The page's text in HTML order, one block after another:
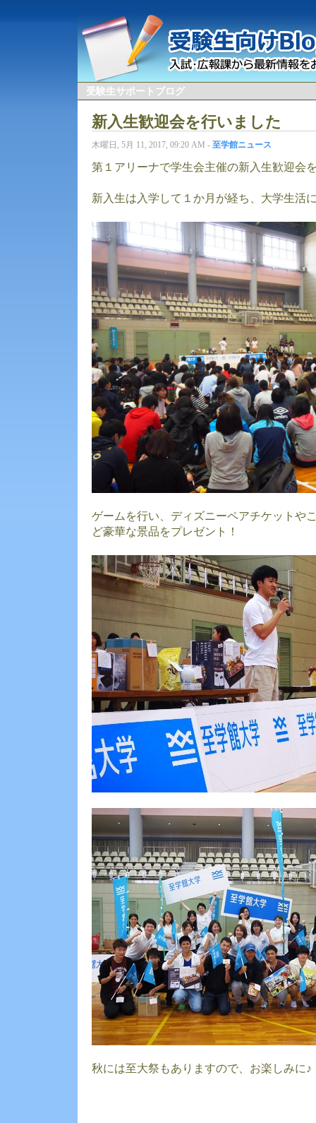
受験生サポートブログ
新入生歓迎会を行いました
木曜日, 5月 11, 2017, 09:20 AM - 至学館ニュース
第１アリーナで学生会主催の新入生歓迎会
新入生は入学して１か月が経ち、大学生活
ゲームを行い、ディズニーペアチケットや
ど豪華な景品をプレゼント！
秋には至大祭もありますので、お楽しみに♪